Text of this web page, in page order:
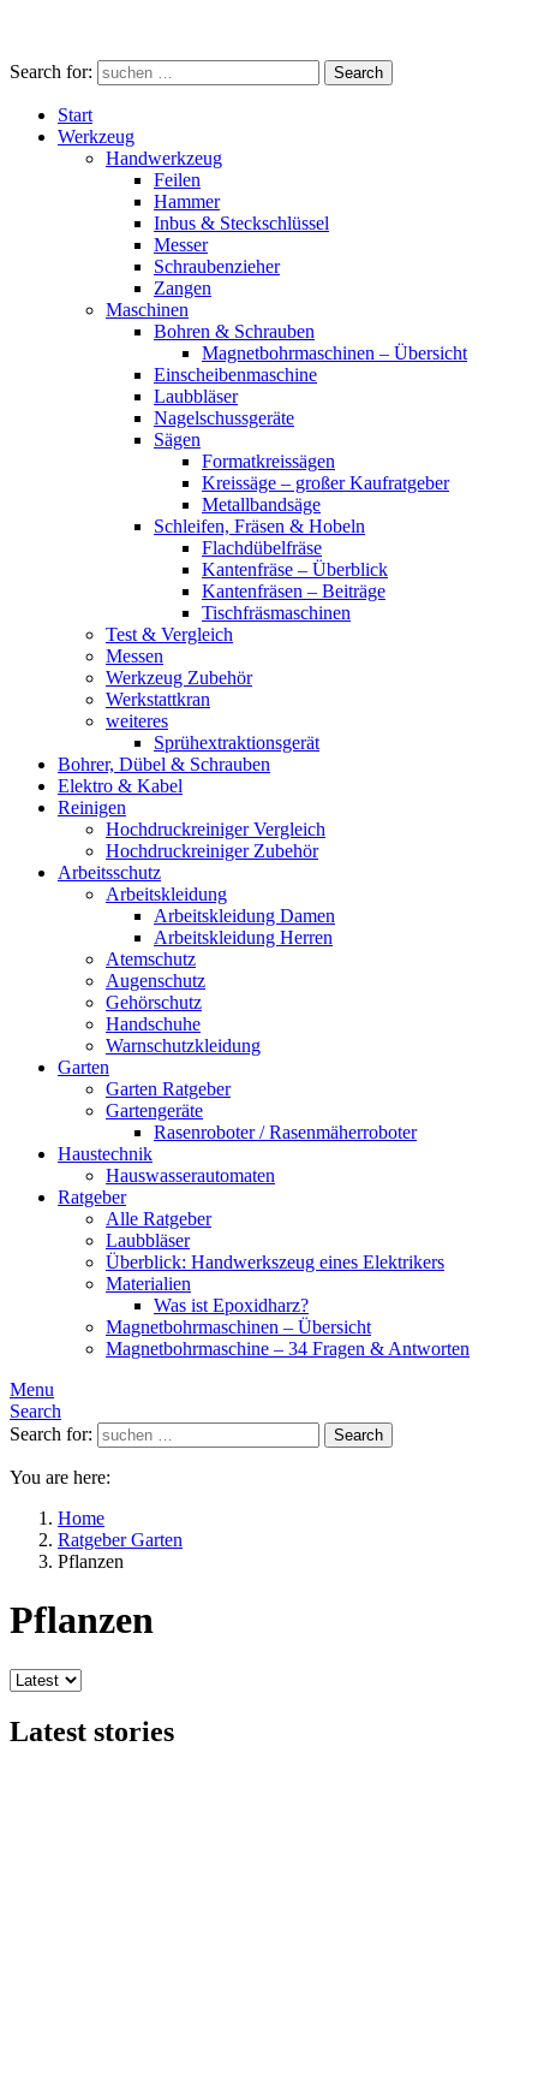
Search for: Search
Start
Werkzeug
Handwerkzeug
Feilen
Hammer
Inbus & Steckschlüssel
Messer
Schraubenzieher
Zangen
Maschinen
Bohren & Schrauben
Magnetbohrmaschinen – Übersicht
Einscheibenmaschine
Laubbläser
Nagelschussgeräte
Sägen
Formatkreissägen
Kreissäge – großer Kaufratgeber
Metallbandsäge
Schleifen, Fräsen & Hobeln
Flachdübelfräse
Kantenfräse – Überblick
Kantenfräsen – Beiträge
Tischfräsmaschinen
Test & Vergleich
Messen
Werkzeug Zubehör
Werkstattkran
weiteres
Sprühextraktionsgerät
Bohrer, Dübel & Schrauben
Elektro & Kabel
Reinigen
Hochdruckreiniger Vergleich
Hochdruckreiniger Zubehör
Arbeitsschutz
Arbeitskleidung
Arbeitskleidung Damen
Arbeitskleidung Herren
Atemschutz
Augenschutz
Gehörschutz
Handschuhe
Warnschutzkleidung
Garten
Garten Ratgeber
Gartengeräte
Rasenroboter / Rasenmäherroboter
Haustechnik
Hauswasserautomaten
Ratgeber
Alle Ratgeber
Laubbläser
Überblick: Handwerkszeug eines Elektrikers
Materialien
Was ist Epoxidharz?
Magnetbohrmaschinen – Übersicht
Magnetbohrmaschine – 34 Fragen & Antworten
Menu
Search
Search for:
Search
You are here:
Home
Ratgeber Garten
Pflanzen
Pflanzen
Latest stories